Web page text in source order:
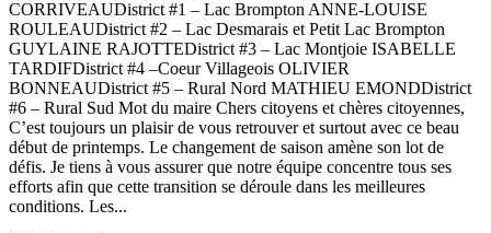
CORRIVEAUDistrict #1 – Lac Brompton ANNE-LOUISE
ROULEAUDistrict #2 – Lac Desmarais et Petit Lac Brompton
GUYLAINE RAJOTTEDistrict #3 – Lac Montjoie ISABELLE
TARDIFDistrict #4 –Coeur Villageois OLIVIER
BONNEAUDistrict #5 – Rural Nord MATHIEU EMONDDistrict
#6 – Rural Sud Mot du maire Chers citoyens et chères citoyennes,
C’est toujours un plaisir de vous retrouver et surtout avec ce beau
début de printemps. Le changement de saison amène son lot de
défis. Je tiens à vous assurer que notre équipe concentre tous ses
efforts afin que cette transition se déroule dans les meilleures
conditions. Les...